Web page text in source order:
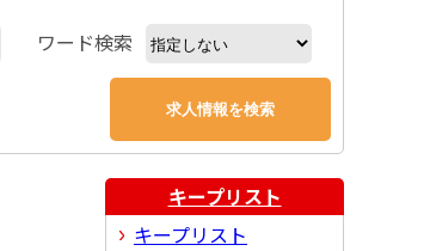
ワード検索
キープリスト
キープリスト